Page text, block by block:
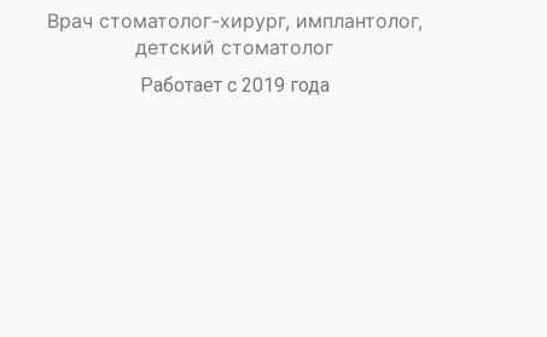
Врач стоматолог-хирург, имплантолог,
детский стоматолог
Работает с 2019 года